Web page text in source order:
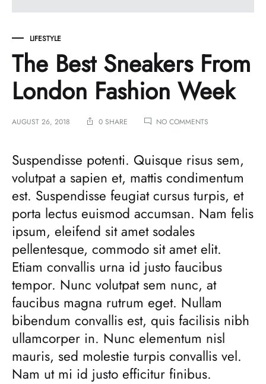
LIFESTYLE
The Best Sneakers From
London Fashion Week
AUGUST 26, 2018 0 SHARE NO COMMENTS
FROM
LONDON
FASHION
WEEK
Suspendisse potenti. Quisque risus sem,
volutpat a sapien et, mattis condimentum
est. Suspendisse feugiat cursus turpis, et
porta lectus euismod accumsan. Nam felis
ipsum, eleifend sit amet sodales
pellentesque, commodo sit amet elit.
Etiam convallis urna id justo faucibus
tempor. Nunc volutpat sem nunc, at
faucibus magna rutrum eget. Nullam
bibendum convallis est, quis facilisis nibh
ullamcorper in. Nunc elementum nisl
mauris, sed molestie turpis convallis vel.
Nam ut mi id justo efficitur finibus.